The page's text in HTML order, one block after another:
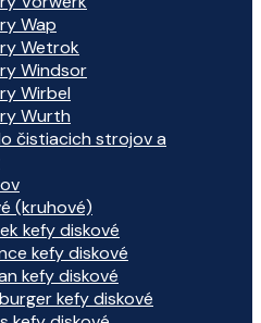
Wap
Wetrok
Windsor
Wirbel
Wurth
čistiacich strojov a
(kruhové)
kefy diskové
kefy diskové
kefy diskové
kefy diskové